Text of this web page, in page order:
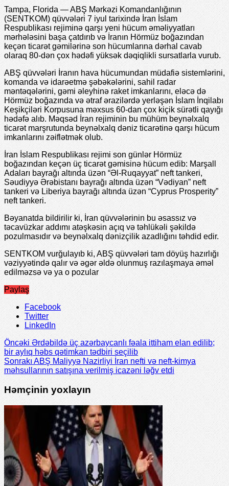
Tampa, Florida — ABŞ Mərkəzi Komandanlığının
(SENTKOM) qüvvələri 7 iyul tarixində İran İslam
Respublikası rejiminə qarşı yeni hücum əməliyyatları
mərhələsini başa çatdırıb və İranın Hörmüz boğazından
keçən ticarət gəmilərinə son hücumlarına dərhal cavab
olaraq 80-dən çox hədəfi yüksək dəqiqlikli sursatlarla vurub.
ABŞ qüvvələri İranın hava hücumundan müdafiə sistemlərini,
komanda və idarəetmə şəbəkələrini, sahil radar
məntəqələrini, gəmi əleyhinə raket imkanlarını, eləcə də
Hörmüz boğazında və ətraf ərazilərdə yerləşən İslam İnqilabı
Keşikçiləri Korpusuna məxsus 60-dan çox kiçik sürətli qayığı
hədəfə alıb. Məqsəd İran rejiminin bu mühüm beynəlxalq
ticarət marşrutunda beynəlxalq dəniz ticarətinə qarşı hücum
imkanlarını zəiflətmək olub.
İran İslam Respublikası rejimi son günlər Hörmüz
boğazından keçən üç ticarət gəmisinə hücum edib: Marşall
Adaları bayrağı altında üzən “Əl-Ruqayyat” neft tankeri,
Səudiyyə Ərəbistanı bayrağı altında üzən “Vədiyan” neft
tankeri və Liberiya bayrağı altında üzən “Cyprus Prosperity”
neft tankeri.
Bəyanatda bildirilir ki, İran qüvvələrinin bu əsassız və
təcavüzkar addımı atəşkəsin açıq və təhlükəli şəkildə
pozulmasıdır və beynəlxalq dənizçilik azadlığını təhdid edir.
SENTKOM vurğulayıb ki, ABŞ qüvvələri tam döyüş hazırlığı
vəziyyətində qalır və əgər əldə olunmuş razılaşmaya əməl
edilməzsə və ya o pozular
Paylaş
Facebook
Twitter
LinkedIn
Öncəki Ərdəbildə üç azərbaycanlı fəala ittiham elan edilib;
bir aylıq həbs qətimkan tədbiri seçilib
SonrakıABŞ Maliyyə Nazirliyi İran nefti və neft-kimya
məhsullarının satışına verilmiş icazəni ləğv etdi
Həmçinin yoxlayın